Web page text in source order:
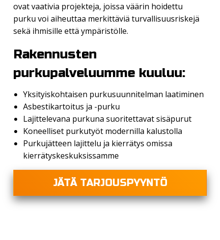
ovat vaativia projekteja, joissa väärin hoidettu
purku voi aiheuttaa merkittäviä turvallisuusriskejä
sekä ihmisille että ympäristölle.
Rakennusten
purkupalveluumme kuuluu:
Yksityiskohtaisen purkusuunnitelman laatiminen
Asbestikartoitus ja -purku
Lajittelevana purkuna suoritettavat sisäpurut
Koneelliset purkutyöt modernilla kalustolla
Purkujätteen lajittelu ja kierrätys omissa
kierrätyskeskuksissamme
JÄTÄ TARJOUSPYYNTÖ